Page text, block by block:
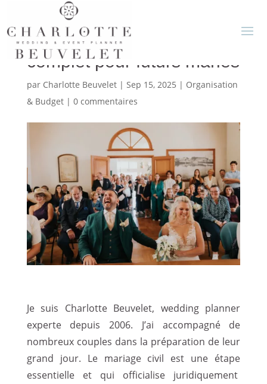
Mariage civil : guide
complet pour futurs mariés
par Charlotte Beuvelet| Sep 15, 2025 | Organisation
& Budget| 0 commentaires
Je suis Charlotte Beuvelet, wedding planner
experte depuis 2006. J’ai accompagné de
nombreux couples dans la préparation de leur
grand jour. Le mariage civil est une étape
essentielle et qui officialise juridiquement